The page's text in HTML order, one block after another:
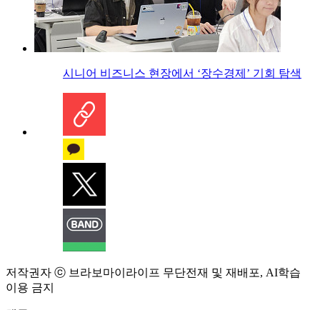
시니어 비즈니스 현장에서 ‘장수경제’ 기회 탐색
저작권자 ⓒ 브라보마이라이프 무단전재 및 재배포, AI학습
이용 금지